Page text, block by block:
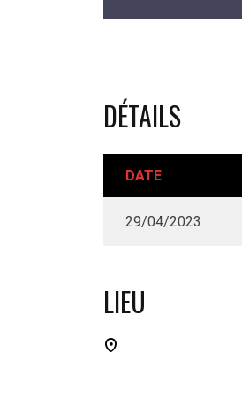
DÉTAILS
DATE
29/04/2023
LIEU